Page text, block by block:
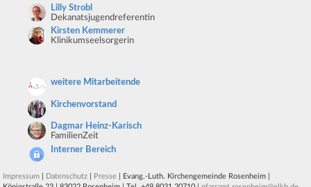
Lilly Strobl
Dekanatsjugendreferentin
Kirsten Kemmerer
Klinikumseelsorgerin
weitere Mitarbeitende
Kirchenvorstand
Dagmar Heinz-Karisch
FamilienZeit
Interner Bereich
Impressum Datenschutz Presse | Evang.-Luth. Kirchengemeinde Rosenheim |